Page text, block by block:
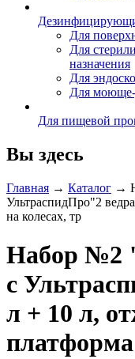
Для
Для
назначения
Для
Для
Для пищевой
Вы здесь
Главная → Каталог →
УльтраспидПро"2
на колесах, тр
Набор №2
с
л + 10 л,
платформа